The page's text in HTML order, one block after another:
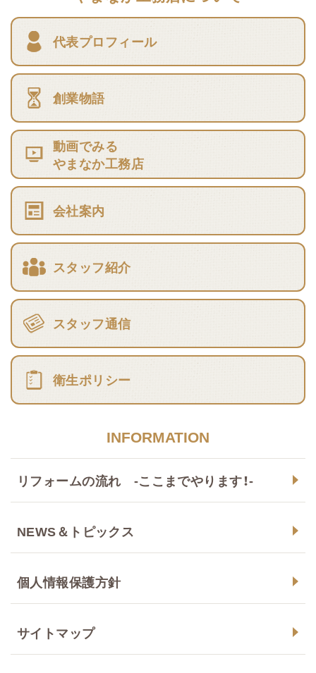
代表プロフィール
創業物語
動画でみる
やまなか工務店
会社案内
スタッフ紹介
スタッフ通信
衛生ポリシー
INFORMATION
リフォームの流れ -ここまでやります！-
NEWS＆トピックス
個人情報保護方針
サイトマップ